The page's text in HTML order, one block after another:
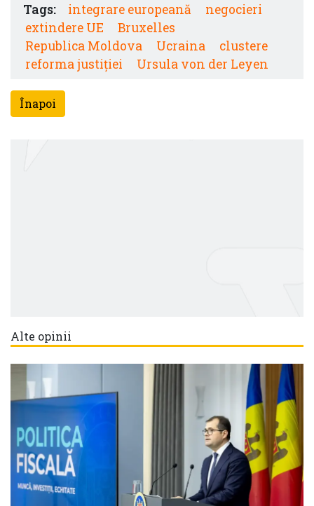
Tags: integrare europeană
negocieri
extindere UE
Bruxelles
Republica Moldova
Ucraina
clustere
reforma justiției
Ursula von der Leyen
Înapoi
Alte opinii